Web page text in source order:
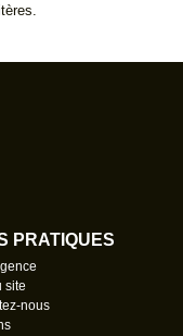
PRATIQUES
site
nous